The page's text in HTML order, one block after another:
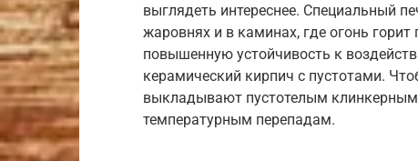
выглядеть интереснее. Специальный
жаровнях и в каминах, где огонь
повышенную устойчивость к
керамический кирпич с пустотами.
выкладывают пустотелым
температурным перепадам.